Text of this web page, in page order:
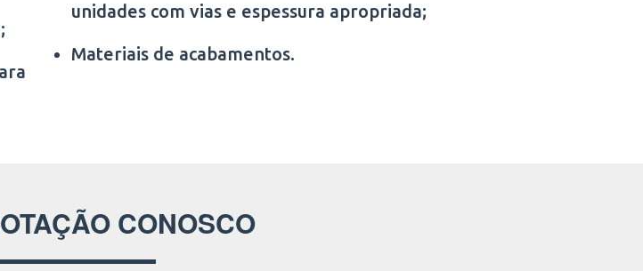
unidades com vias e espessura apropriada;
Materiais de acabamentos.
CONOSCO